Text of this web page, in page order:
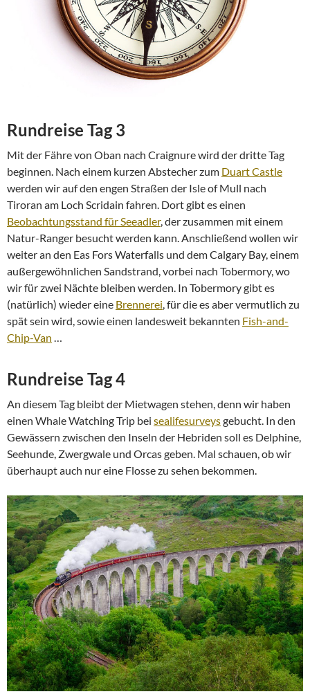
Rundreise Tag 3
Mit der Fähre von Oban nach Craignure wird der dritte Tag
beginnen. Nach einem kurzen Abstecher zum Duart Castle
werden wir auf den engen Straßen der Isle of Mull nach
Tiroran am Loch Scridain fahren. Dort gibt es einen
Beobachtungsstand für Seeadler, der zusammen mit einem
Natur-Ranger besucht werden kann. Anschließend wollen wir
weiter an den Eas Fors Waterfalls und dem Calgary Bay, einem
außergewöhnlichen Sandstrand, vorbei nach Tobermory, wo
wir für zwei Nächte bleiben werden. In Tobermory gibt es
(natürlich) wieder eine Brennerei , für die es aber vermutlich zu
spät sein wird, sowie einen landesweit bekannten Fish-and-
Chip-Van
Rundreise Tag 4
An diesem Tag bleibt der Mietwagen stehen, denn wir haben
einen Whale Watching Trip bei sealifesurveysgebucht. In den
Gewässern zwischen den Inseln der Hebriden soll es Delphine,
Seehunde, Zwergwale und Orcas geben. Mal schauen, ob wir
überhaupt auch nur eine Flosse zu sehen bekommen.